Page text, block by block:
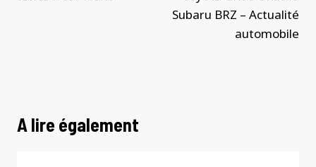
Subaru BRZ – Actualité
automobile
A lire également